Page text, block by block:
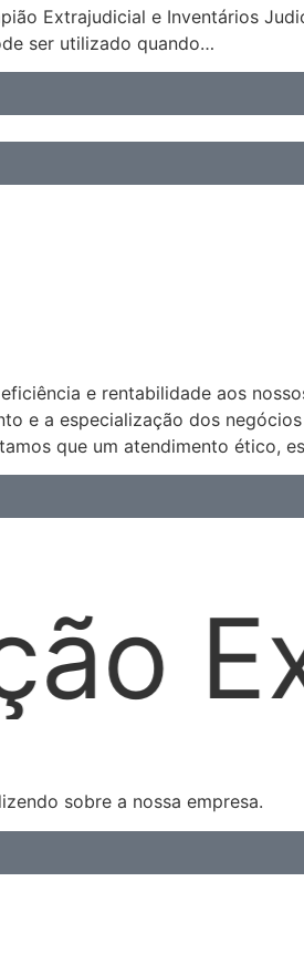
Extrajudicial e Inventários
ser utilizado quando…
e rentabilidade aos
e a especialização dos
que um atendimento ético,
sobre a nossa empresa.